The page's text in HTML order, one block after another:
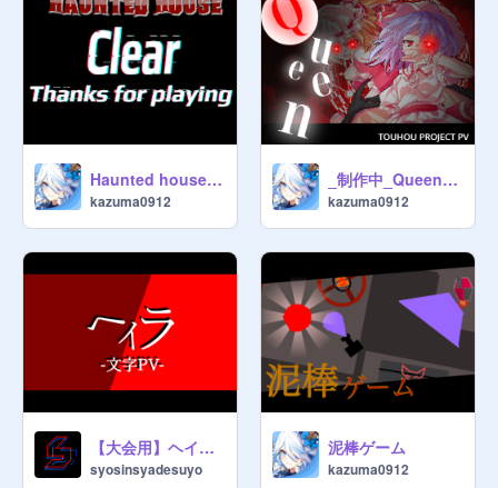
Haunted house 心臓の弱い人注意
kazuma0912
_制作中_Queen 東方pv
kazuma0912
【大会用】ヘイラ 文字PV
syosinsyadesuyo
泥棒ゲーム
kazuma0912